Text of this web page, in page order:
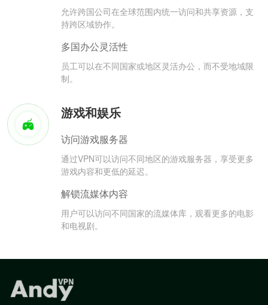
允许跨国公司在全球范围内统一访问和共享资源，支
持跨区域协作。
多国办公灵活性
员工可以在不同国家或地区灵活办公，而不受地域限
制。
游戏和娱乐
访问游戏服务器
通过VPN可以访问不同地区的游戏服务器，享受更多
游戏内容和更低的延迟。
解锁流媒体内容
用户可以访问不同国家的流媒体库，观看更多的电影
和电视剧。